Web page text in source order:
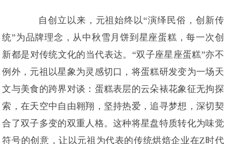
自创立以来，元祖始终以“演绎民俗，创新传
统”为品牌理念，从中秋雪月饼到星座蛋糕，每一次创
新都是对传统文化的当代表达。“双子座星座蛋糕”亦不
例外，元祖以星象为灵感切口，将蛋糕研发变为一场天
文与美食的跨界对谈：蛋糕表层的云朵裱花象征无拘探
索，在天空中自由翱翔，坚持热爱，追寻梦想，深切契
合了双子多变的双重人格。这种将星盘特质转化为味觉
符号的创意，让以元祖为代表的传统烘焙企业在Z时代